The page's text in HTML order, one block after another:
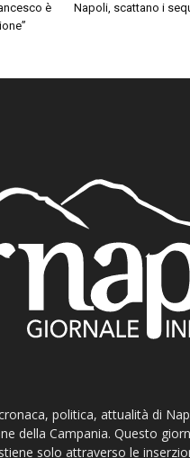
è
Napoli, scattano i
politica, attualità di
della Campania. Questo
solo attraverso le